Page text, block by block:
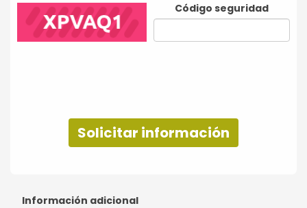
Código seguridad
Solicitar información
Información adicional